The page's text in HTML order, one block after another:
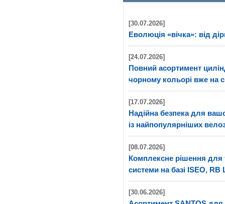
[30.07.2026]
Еволюція «вічка»: від
[24.07.2026]
Повний асортимент
чорному кольорі вже на
[17.07.2026]
Надійна безпека для
із найпопулярніших
[08.07.2026]
Комплексне рішення для
системи на базі ISEO, RB
[30.06.2026]